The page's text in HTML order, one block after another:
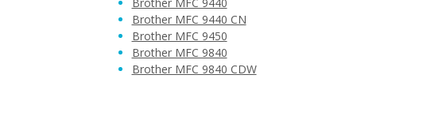
92,90 €
Brother MFC 9440 CN
Brother MFC 9450
Brother MFC 9840
Brother MFC 9840 CDW